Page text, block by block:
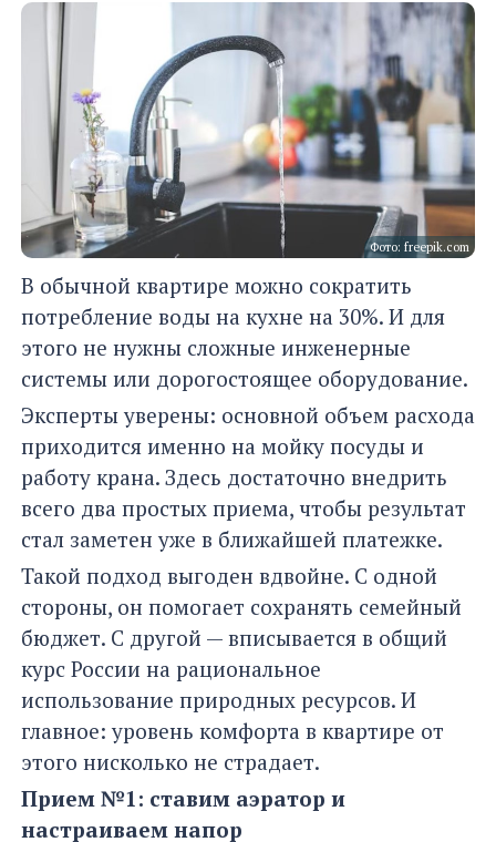
Фото: freepik.com
В обычной квартире можно сократить
потребление воды на кухне на 30%. И для
этого не нужны сложные инженерные
системы или дорогостоящее оборудование.
Эксперты уверены: основной объем расхода
приходится именно на мойку посуды и
работу крана. Здесь достаточно внедрить
всего два простых приема, чтобы результат
стал заметен уже в ближайшей платежке.
Такой подход выгоден вдвойне. С одной
стороны, он помогает сохранять семейный
бюджет. С другой — вписывается в общий
курс России на рациональное
использование природных ресурсов. И
главное: уровень комфорта в квартире от
этого нисколько не страдает.
Прием №1: ставим аэратор и
настраиваем напор